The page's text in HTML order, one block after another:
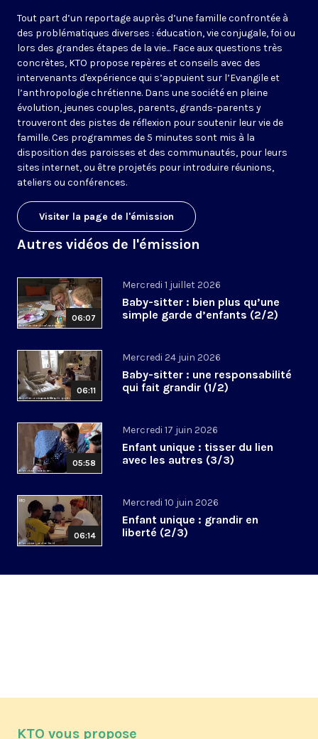
Tout part d’un reportage auprès d’une famille confrontée à
des problématiques diverses : éducation, vie conjugale, foi ou
lors des grandes étapes de la vie... Face aux questions très
concrètes, KTO propose repères et conseils avec des
intervenants d'expérience qui s’appuient sur l’Evangile et
l’anthropologie chrétienne. Dans une société en pleine
évolution, jeunes couples, parents, grands-parents y
trouveront des pistes de réflexion pour soutenir leur vie de
famille. Ces programmes de 5 minutes sont mis à la
disposition des paroisses et des communautés, pour leurs
sites internet, ou être projetés pour introduire réunions,
ateliers ou conférences.
Visiter la page de l'émission
Autres vidéos de l'émission
06:07
Mercredi 1 juillet 2026
Baby-sitter : bien plus qu’une
simple garde d’enfants (2/2)
06:11
Mercredi 24 juin 2026
Baby-sitter : une responsabilité
qui fait grandir (1/2)
05:58
Mercredi 17 juin 2026
Enfant unique : tisser du lien
avec les autres (3/3)
06:14
Mercredi 10 juin 2026
Enfant unique : grandir en
liberté (2/3)
KTO vous propose